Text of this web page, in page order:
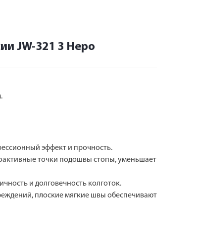
JW-321 3 Неро
эффект и прочность.
точки подошвы стопы, уменьшает
и долговечность колготок.
плоские мягкие швы обеспечивают